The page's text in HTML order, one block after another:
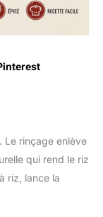
Le rinçage enlève
qui rend le riz
riz, lance la